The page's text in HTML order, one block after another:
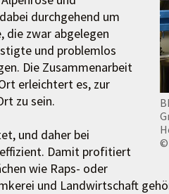
©
durchgehend um
die zwar abgelegen
und problemlos
Die Zusammenarbeit
erleichtert es, zur
zu sein.
und daher bei
Damit profitiert
wie Raps- oder
und Landwirtschaft